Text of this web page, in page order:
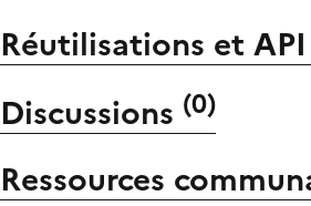
Réutilisations et API
Discussions (0)
Ressources